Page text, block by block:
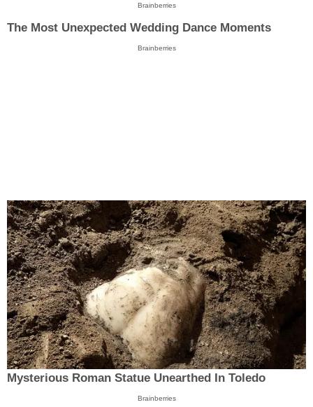
Brainberries
The Most Unexpected Wedding Dance Moments
Brainberries
Mysterious Roman Statue Unearthed In Toledo
Brainberries